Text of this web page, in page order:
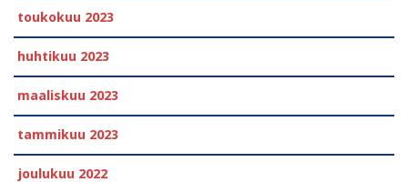
toukokuu 2023
huhtikuu 2023
maaliskuu 2023
tammikuu 2023
joulukuu 2022